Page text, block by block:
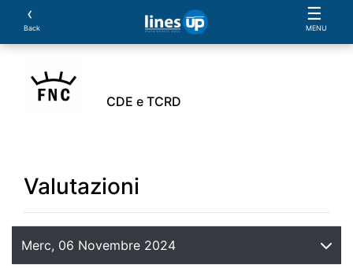
‹
Back
☰
MENU
CDE e TCRD
Valutazioni
Merc, 06 Novembre 2024